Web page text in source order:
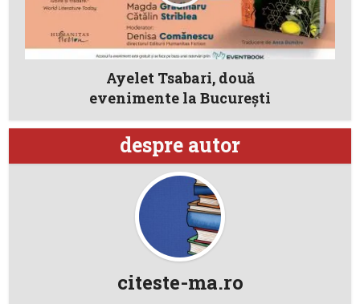
Ayelet Tsabari, două
evenimente la București
despre autor
citeste-ma.ro